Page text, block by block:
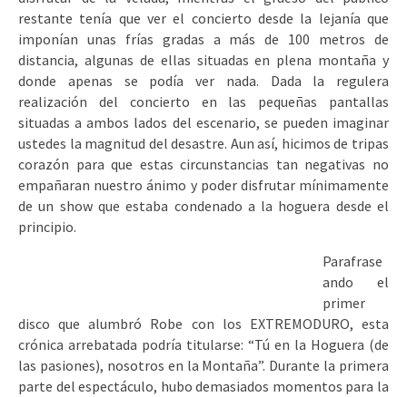
restante tenía que ver el concierto desde la lejanía que
imponían unas frías gradas a más de 100 metros de
distancia, algunas de ellas situadas en plena montaña y
donde apenas se podía ver nada. Dada la regulera
realización del concierto en las pequeñas pantallas
situadas a ambos lados del escenario, se pueden imaginar
ustedes la magnitud del desastre. Aun así, hicimos de tripas
corazón para que estas circunstancias tan negativas no
empañaran nuestro ánimo y poder disfrutar mínimamente
de un show que estaba condenado a la hoguera desde el
principio.
Parafrase
ando el
primer
disco que alumbró Robe con los EXTREMODURO, esta
crónica arrebatada podría titularse: “Tú en la Hoguera (de
las pasiones), nosotros en la Montaña”. Durante la primera
parte del espectáculo, hubo demasiados momentos para la